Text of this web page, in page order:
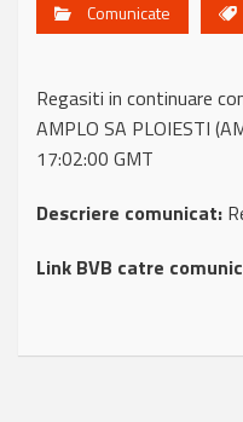
Comunicate
Regasiti in continuare
AMPLO SA PLOIESTI
17:02:00 GMT
Descriere comunicat:
Link BVB catre